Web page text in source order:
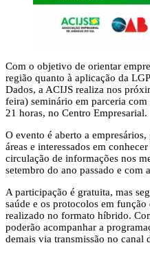
Com o objetivo de orientar
região quanto à aplicação da
Dados, a ACIJS realiza nos
feira) seminário em parceria
21 horas, no Centro Empresarial.
O evento é aberto a
áreas e interessados em
circulação de informações nos
setembro do ano passado e com
A participação é gratuita, mas
saúde e os protocolos em
realizado no formato híbrido.
poderão acompanhar a
demais via transmissão no canal